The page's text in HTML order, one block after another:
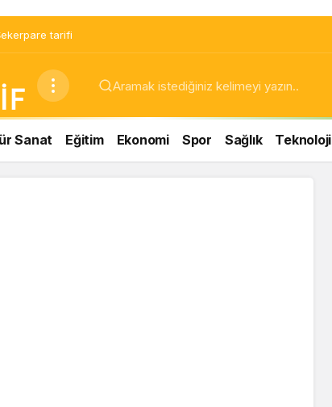
tarifi
Sanat Eğitim Ekonomi Spor Sağlık Teknoloji